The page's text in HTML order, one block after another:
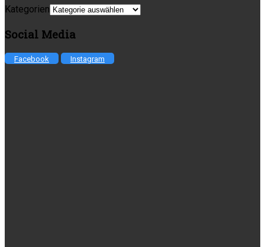
Kategorien
Social Media
Facebook Instagram